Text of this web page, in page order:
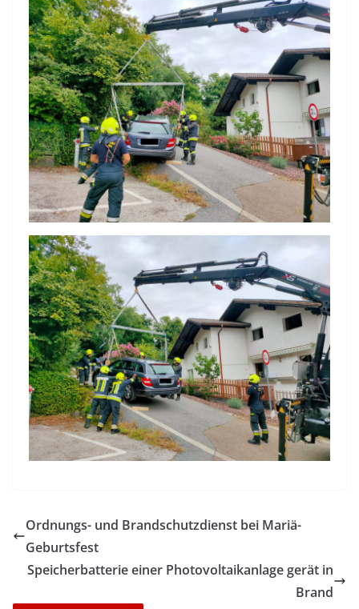
Ordnungs- und Brandschutzdienst bei Mariä-
Geburtsfest
Speicherbatterie einer Photovoltaikanlage gerät in
Brand